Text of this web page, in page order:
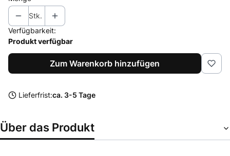
Stk.
Verfügbarkeit:
Produkt verfügbar
Zum Warenkorb hinzufügen
Lieferfrist:ca. 3-5 Tage
Über das Produkt